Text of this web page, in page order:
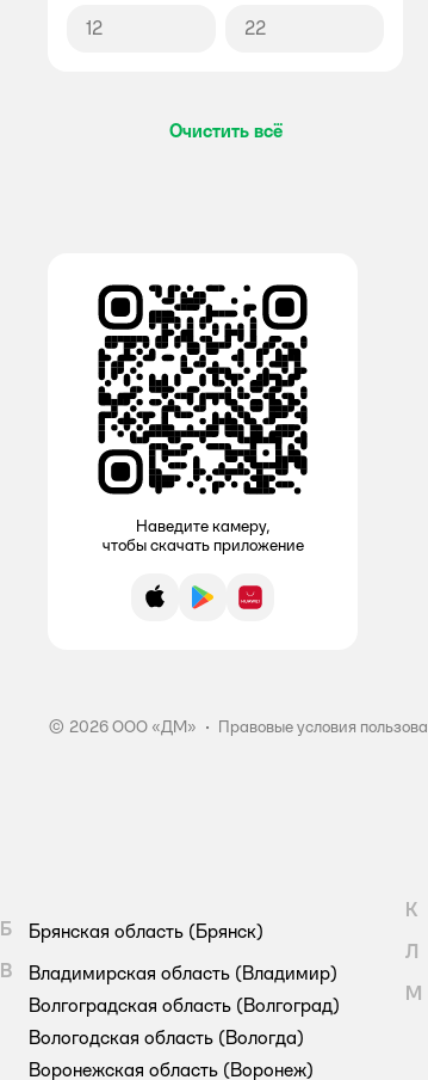
Очистить всё
Наведите камеру,
чтобы скачать приложение
App StoreGoogle PlayAppGallery
© 2026 ООО «ДМ» • Правовые условия
Б Брянская область (Брянск)
В
Владимирская область (Владимир)
Волгоградская область (Волгоград)
Вологодская область (Вологда)
Воронежская область (Воронеж)
К
Л
М